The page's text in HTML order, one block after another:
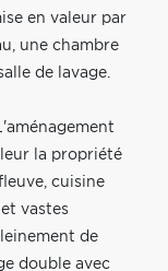
en valeur par
une chambre
de lavage.
la propriété
cuisine
vastes
de
double avec